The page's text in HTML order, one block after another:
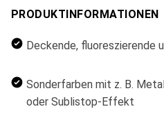
PRODUKTINFORMATIONEN
Deckende, fluoreszierende
Sonderfarben mit z. B.
oder Sublistop-Effekt